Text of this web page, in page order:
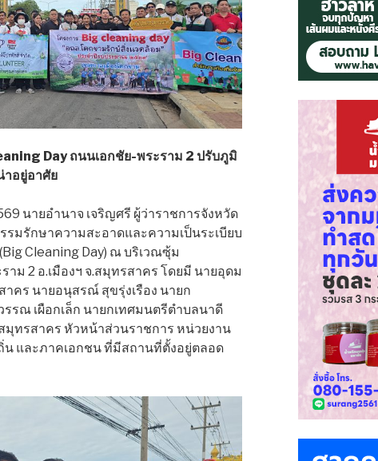
Day ถนนเอกชัย-พระราม 2 ปรับภูมิ
าอยู่อาศัย
นายอำนาจ เจริญศรี ผู้ว่าราชการจังหวัด
รมรักษาความสะอาดและความเป็นระเบียบ
Cleaning Day) ณ บริเวณซุ้ม
าม 2 อ.เมืองฯ จ.สมุทรสาคร โดยมี นายอุดม
คร นายอนุสรณ์ สุขรุ่งเรือง นายก
รรณ เผือกเล็ก นายกเทศมนตรีตำบลนาดี
ทรสาคร หัวหน้าส่วนราชการ หน่วยงาน
และภาคเอกชน ที่มีสถานที่ตั้งอยู่ตลอด